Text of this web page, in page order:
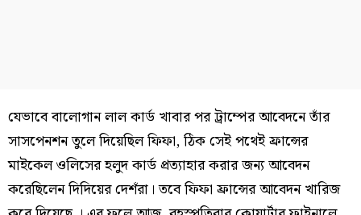
যেভাবে বালোগান লাল কার্ড খাবার পর ট্রাম্পের আবেদনে তাঁর
সাসপেনশন তুলে দিয়েছিল ফিফা, ঠিক সেই পথেই ফ্রান্সের
মাইকেল ওলিসের হলুদ কার্ড প্রত্যাহার করার জন্য আবেদন
করেছিলেন দিদিয়ের দেশঁরা। তবে ফিফা ফ্রান্সের আবেদন খারিজ